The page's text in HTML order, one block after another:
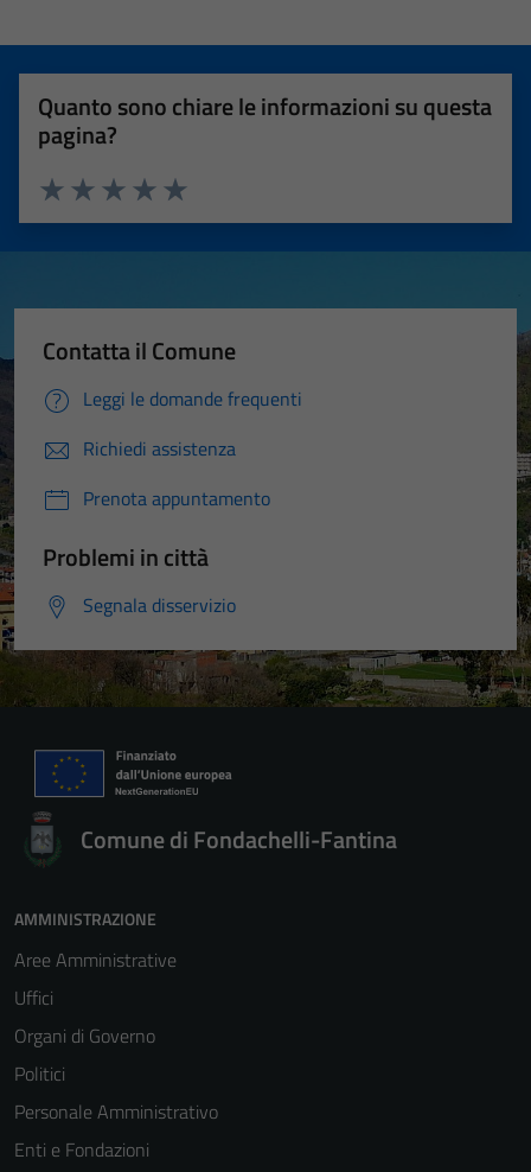
Quanto sono chiare le informazioni su questa
pagina?
Valuta 5 stelle su 5
Valuta 4 stelle su 5
Valuta 3 stelle su 5
Valuta 2 stelle su 5
Valuta 1 stelle su 5
Contatta il Comune
Leggi le domande frequenti
Richiedi assistenza
Prenota appuntamento
Problemi in città
Segnala disservizio
Comune di Fondachelli-Fantina
AMMINISTRAZIONE
Aree Amministrative
Uffici
Organi di Governo
Politici
Personale Amministrativo
Enti e Fondazioni